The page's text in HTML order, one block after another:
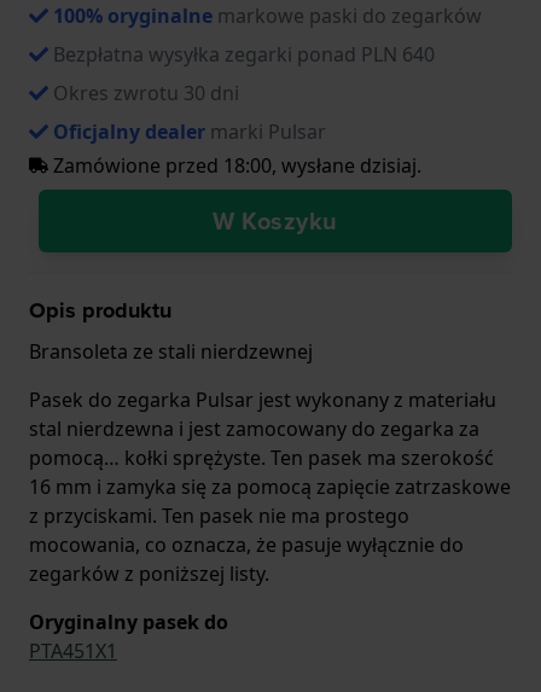
100% oryginalne markowe paski do zegarków
Bezpłatna wysyłka zegarki ponad PLN 640
Okres zwrotu 30 dni
Oficjalny dealer marki Pulsar
Zamówione przed 18:00, wysłane dzisiaj.
W Koszyku
Opis produktu
Bransoleta ze stali nierdzewnej
Pasek do zegarka Pulsar jest wykonany z materiału
stal nierdzewna i jest zamocowany do zegarka za
pomocą… kołki sprężyste. Ten pasek ma szerokość
16 mm i zamyka się za pomocą zapięcie zatrzaskowe
z przyciskami. Ten pasek nie ma prostego
mocowania, co oznacza, że pasuje wyłącznie do
zegarków z poniższej listy.
Oryginalny pasek do
PTA451X1